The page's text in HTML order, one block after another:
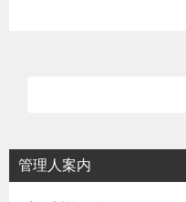
管理人案内